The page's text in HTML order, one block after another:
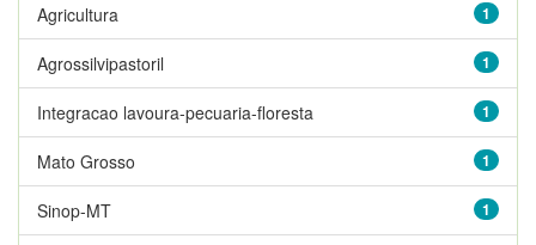
1
Agricultura
1
Agrossilvipastoril
1
Integracao lavoura-pecuaria-floresta
1
Mato Grosso
1
Sinop-MT